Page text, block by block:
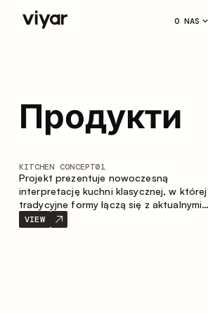
O NAS
Продукти
KITCHEN CONCEPT01
Projekt prezentuje nowoczesną
interpretację kuchni klasycznej, w której
tradycyjne formy łączą się z aktualnymi
materiałami oraz stonowaną paletą
kolorystyczną. Przemyślana i przestronna
VIEW